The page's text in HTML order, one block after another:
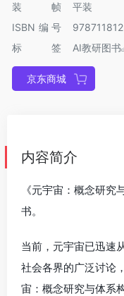
装帧
平装
ISBN编号
标签
AI教研图书
京东商城
内容简介
《元宇宙：概念研究
书。
当前，元宇宙已迅速
社会各界的广泛讨论
宙：概念研究与体系